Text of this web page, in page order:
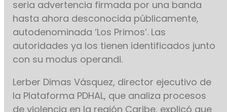
seria advertencia firmada por una banda
hasta ahora desconocida públicamente,
autodenominada ‘Los Primos’. Las
autoridades ya los tienen identificados junto
con su modus operandi.
Lerber Dimas Vásquez, director ejecutivo de
la Plataforma PDHAL, que analiza procesos
de violencia en la región Caribe, explicó que